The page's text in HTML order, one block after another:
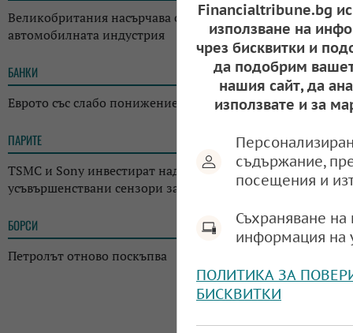
Великобритания насърчава с 130 млн. паунда
автомобилната индустрия
БАНКИ 11:05
Еврото със слабо понижение
ПАРИТЕ 10:47
TSMC и Sony инвестират над 6 млрд. долара в завод за
усъвършенствани сензори за чипове
БОРСИ 09:35
Петролът отново поскъпва
Financialtribune.bg
използване на
чрез бисквитки и
да подобрим
нашия сайт, да
използвате и за
съдържание,
посещения и
Съхраняване
информация на
ПОЛИТИКА ЗА
БИСКВИТКИ